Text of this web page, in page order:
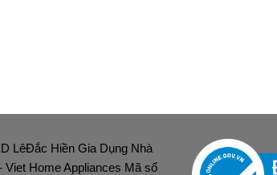
LêĐắc Hiền Gia Dụng Nhà
Viet Home Appliances Mã số